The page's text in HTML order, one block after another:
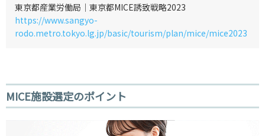
東京都産業労働局｜東京都MICE誘致戦略2023
https://www.sangyo-
rodo.metro.tokyo.lg.jp/basic/tourism/plan/mice/mice2023
MICE施設選定のポイント